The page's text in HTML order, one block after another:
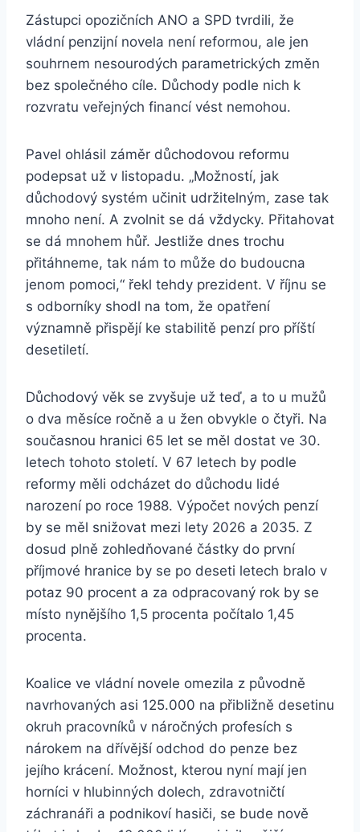
Zástupci opozičních ANO a SPD tvrdili, že
vládní penzijní novela není reformou, ale jen
souhrnem nesourodých parametrických změn
bez společného cíle. Důchody podle nich k
rozvratu veřejných financí vést nemohou.
Pavel ohlásil záměr důchodovou reformu
podepsat už v listopadu. „Možností, jak
důchodový systém učinit udržitelným, zase tak
mnoho není. A zvolnit se dá vždycky. Přitahovat
se dá mnohem hůř. Jestliže dnes trochu
přitáhneme, tak nám to může do budoucna
jenom pomoci,“ řekl tehdy prezident. V říjnu se
s odborníky shodl na tom, že opatření
významně přispějí ke stabilitě penzí pro příští
desetiletí.
Důchodový věk se zvyšuje už teď, a to u mužů
o dva měsíce ročně a u žen obvykle o čtyři. Na
současnou hranici 65 let se měl dostat ve 30.
letech tohoto století. V 67 letech by podle
reformy měli odcházet do důchodu lidé
narození po roce 1988. Výpočet nových penzí
by se měl snižovat mezi lety 2026 a 2035. Z
dosud plně zohledňované částky do první
příjmové hranice by se po deseti letech bralo v
potaz 90 procent a za odpracovaný rok by se
místo nynějšího 1,5 procenta počítalo 1,45
procenta.
Koalice ve vládní novele omezila z původně
navrhovaných asi 125.000 na přibližně desetinu
okruh pracovníků v náročných profesích s
nárokem na dřívější odchod do penze bez
jejího krácení. Možnost, kterou nyní mají jen
horníci v hlubinných dolech, zdravotničtí
záchranáři a podnikoví hasiči, se bude nově